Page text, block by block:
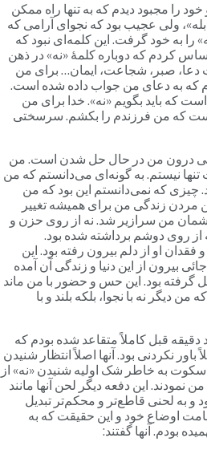
را مجبود دیدم که به تنها راه ممکن
ولی عجیب بود که نجوای آرامی که
را به خود گرفت. این کلمه‌ای نبود که
کردم که دوباره کلمۀ «نه» در ذهن
صبر، شجاعت، ایمان… برای من
به دعای من جواب داده شده است.
که باید بگویم «نه». خدا برای من
که من فرزندم را بکشم. سرسختی
درون من در حال حل شدن است. من
نیستم. به گونه‌ای می‌دانستم که من
چیزی که نمی‌دانستم این بود که من
زندگی من برای همیشه تغییر
من سرازیر شد. نه از روی حزن و
از روی دوشم برداشته شده بود.
او از دلم بیرون رفته بود. این
بیرون از این دنیا و زندگی آن آمده
گرفته بود. این حس و حضور با من ماند
دیگر نه با نجوا، بلکه بلند و با
قبل کاملاً متقاعد شده بودم که
نکردنی بود. آنها اصلاً انتظار شنیدن
سکوت به خاطر شک اولیه‌ شنیدن «نه» از
این دفعه دیگر لحن آنها مانند
و به لحنی قاطع‌تر و محکم‌تر تبدیل
اوضاع خود و این حقیقت که به
بودم. آنها گفتند: